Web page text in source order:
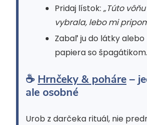
Pridaj lístok: „Túto
vybrala, lebo mi
Zabaľ ju do látky alebo
papiera so špagátikom.
☕ Hrnčeky & poháre –
ale osobné
Urob z darčeka rituál, nie